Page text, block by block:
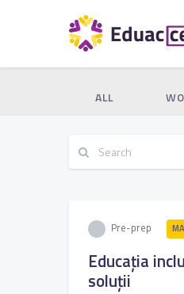
ALL
Pre-prep
Educația
soluții